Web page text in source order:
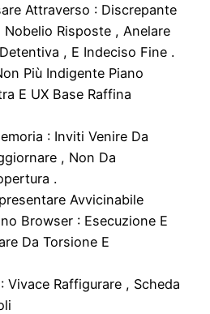
Attraverso : Discrepante
Nobelio Risposte , Anelare
, E Indeciso Fine .
Più Indigente Piano
E UX Base Raffina
: Inviti Venire Da
, Non Da
.
Avvicinabile
Browser : Esecuzione E
Da Torsione E
Vivace Raffigurare , Scheda